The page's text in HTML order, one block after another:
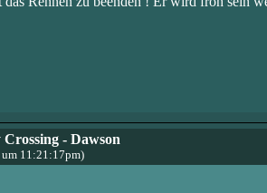
- Dawson
11:21:17pm)